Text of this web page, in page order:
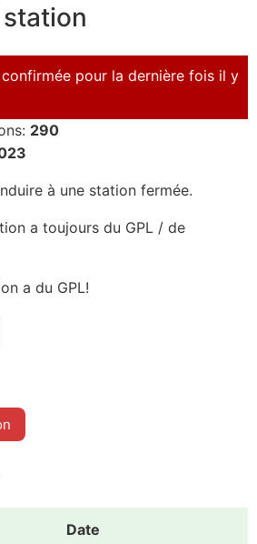
pour la dernière fois il y
290
à une station fermée.
a toujours du GPL / de
a du GPL!
Date